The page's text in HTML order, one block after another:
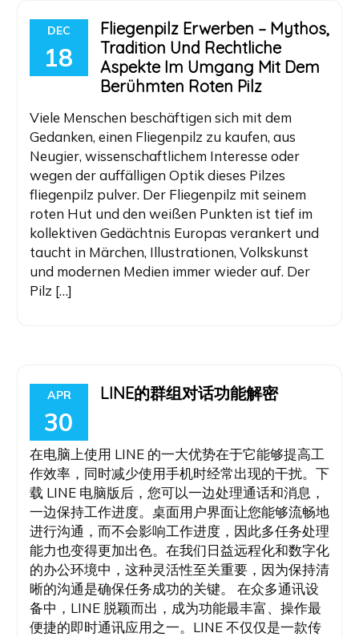
DEC
18
Fliegenpilz Erwerben – Mythos,
Tradition Und Rechtliche
Aspekte Im Umgang Mit Dem
Berühmten Roten Pilz
Viele Menschen beschäftigen sich mit dem
Gedanken, einen Fliegenpilz zu kaufen, aus
Neugier, wissenschaftlichem Interesse oder
wegen der auffälligen Optik dieses Pilzes
fliegenpilz pulver. Der Fliegenpilz mit seinem
roten Hut und den weißen Punkten ist tief im
kollektiven Gedächtnis Europas verankert und
taucht in Märchen, Illustrationen, Volkskunst
und modernen Medien immer wieder auf. Der
Pilz […]
APR
30
LINE的群组对话功能解密
在电脑上使用 LINE 的一大优势在于它能够提高工
作效率，同时减少使用手机时经常出现的干扰。下
载 LINE 电脑版后，您可以一边处理通话和消息，
一边保持工作进度。桌面用户界面让您能够流畅地
进行沟通，而不会影响工作进度，因此多任务处理
能力也变得更加出色。在我们日益远程化和数字化
的办公环境中，这种灵活性至关重要，因为保持清
晰的沟通是确保任务成功的关键。 在众多通讯设
备中，LINE 脱颖而出，成为功能最丰富、操作最
便捷的即时通讯应用之一。LINE 不仅仅是一款传